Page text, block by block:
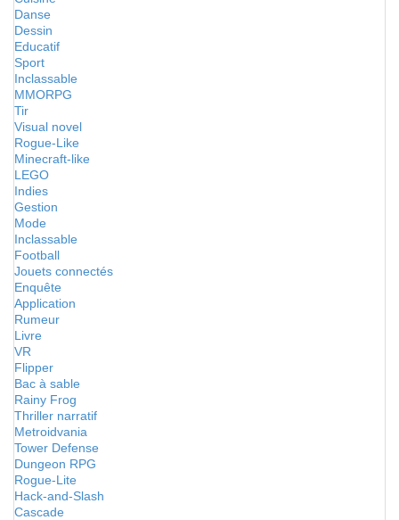
Danse
Dessin
Educatif
Sport
Inclassable
MMORPG
Tir
Visual novel
Rogue-Like
Minecraft-like
LEGO
Indies
Gestion
Mode
Inclassable
Football
Jouets connectés
Enquête
Application
Rumeur
Livre
VR
Flipper
Bac à sable
Rainy Frog
Thriller narratif
Metroidvania
Tower Defense
Dungeon RPG
Rogue-Lite
Hack-and-Slash
Cascade